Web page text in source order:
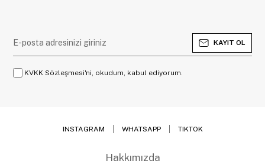
KAYIT OL
KVKK Sözleşmesi'ni, okudum, kabul ediyorum.
INSTAGRAM WHATSAPP TIKTOK
Hakkımızda